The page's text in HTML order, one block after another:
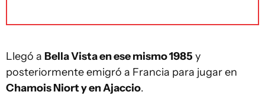
Llegó a Bella Vista en ese mismo 1985 y
posteriormente emigró a Francia para jugar en
Chamois Niort y en Ajaccio.